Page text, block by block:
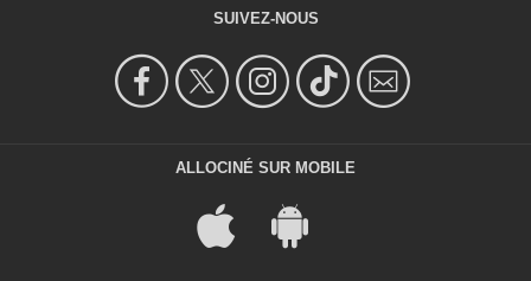
SUIVEZ-NOUS
ALLOCINÉ SUR MOBILE